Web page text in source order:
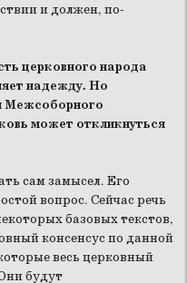
и должен, по-
церковного народа
надежду. Но
Межсоборного
может откликнуться
сам замысел. Его
вопрос. Сейчас речь
базовых текстов,
консенсус по данной
весь церковный
будут